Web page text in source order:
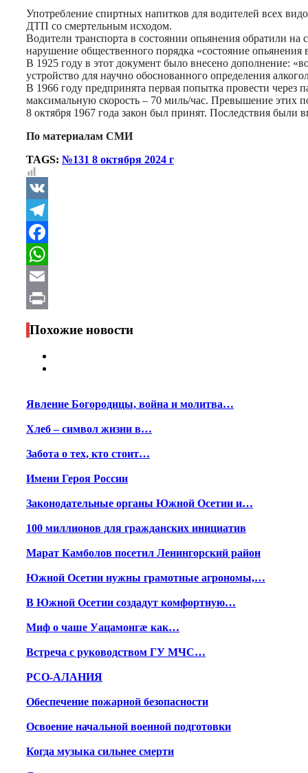
Print
Употребление спиртных напитков для водителей всех
ДТП со смертельным исходом.
Водители транспорта в состоянии опьянения обратили
нарушение общественного порядка «состояние
В 1925 году в этот документ было внесено дополнение:
устройство для научно обоснованного определения
В 1966 году предпринята первая попытка провести
максимальную скорость – 70 миль/час. Превышение этих
8 октября 1967 года закон был принят. Последствия были
По материалам СМИ
TAGS: №131 8 октября 2024 г
VK
Telegram
Facebook
WhatsApp
Email
Print
Похожие новости
Явление Богородицы, война и молитва…
Хлеб – символ жизни в…
Забота о тех, кто стоит…
Имени Героя России
Законодательные органы Южной Осетии и…
100 миллионов для гражданских инициатив
Марат Камболов посетил Ленингорский район
Южной Осетии нужны грамотные агрономы,…
В Южной Осетии создадут комфортную…
Миф о чаше Уацамонгæ как…
Встреча с руководством ГУ МЧС…
РСО-АЛАНИЯ
Обеспечение пожарной безопасности
Освоение начальной военной подготовки
Когда музыка сильнее смерти